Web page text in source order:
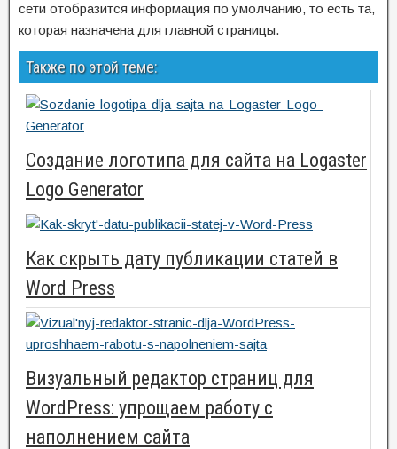
сети отобразится информация по умолчанию, то есть та,
которая назначена для главной страницы.
Также по этой теме:
Создание логотипа для сайта на Logaster
Logo Generator
Как скрыть дату публикации статей в
Word Press
Визуальный редактор страниц для
WordPress: упрощаем работу с
наполнением сайта